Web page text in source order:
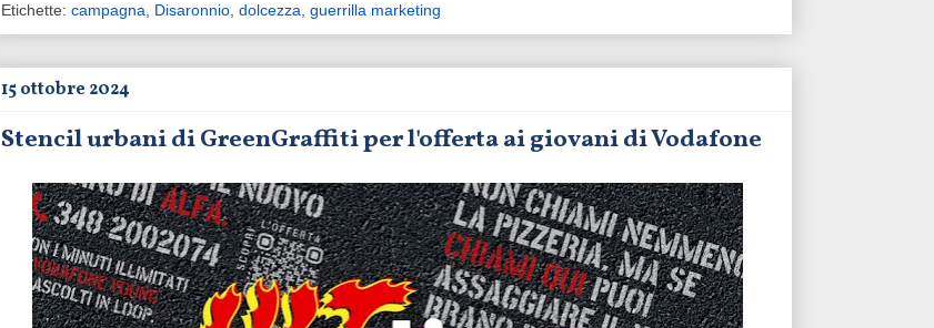
Etichette: campagna, Disaronnio, dolcezza, guerrilla marketing
15 ottobre 2024
Stencil urbani di GreenGraffiti per l'offerta ai giovani di Vodafone